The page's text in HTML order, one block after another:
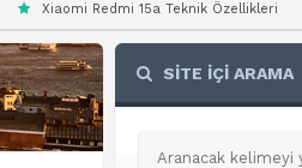
Xiaomi Redmi 15a Teknik Özellikleri
SİTE İÇİ ARAMA